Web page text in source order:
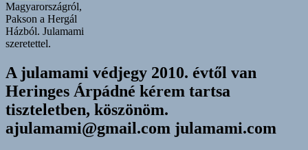
Magyarországról,
Pakson a Hergál
Házból. Julamami
szeretettel.
A julamami védjegy 2010. évtől van
Heringes Árpádné kérem tartsa
tiszteletben, köszönöm.
ajulamami@gmail.com julamami.com